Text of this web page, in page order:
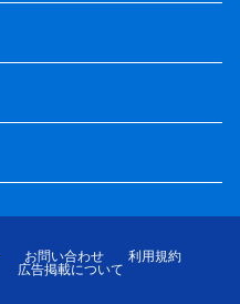
お問い合わせ
利用規約
広告掲載について